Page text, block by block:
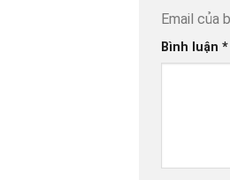
Email của
Bình luận *